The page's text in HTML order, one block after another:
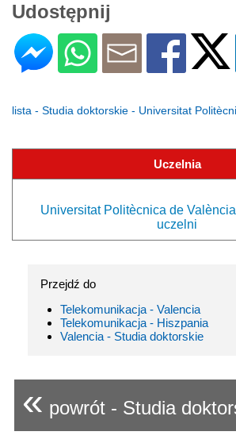
Udostępnij
lista - Studia doktorskie - Universitat
Uczelnia
Universitat Politècnica de
uczelni
Przejdź do
Telekomunikacja - Valencia
Telekomunikacja - Hiszpania
Valencia - Studia doktorskie
« powrót - Studia